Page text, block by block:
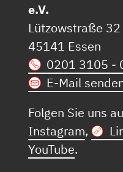
e.V.
Lützowstraße 32
45141 Essen
0201 3105 -
E-Mail
Folgen Sie uns
Instagram,
YouTube.